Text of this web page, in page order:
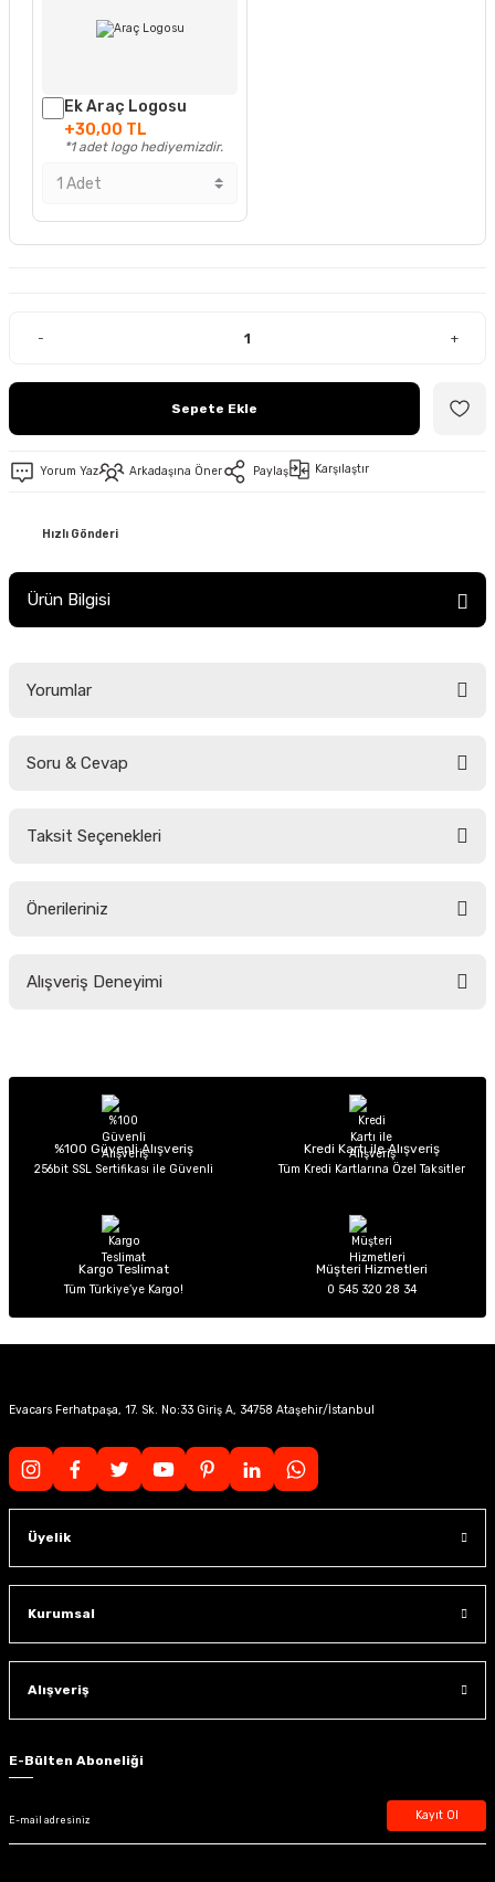
Ek Araç Logosu
+30,00 TL
*1 adet logo hediyemizdir.
- +
Sepete Ekle
Yorum Yaz Arkadaşına Öner Paylaş Karşılaştır
Hızlı Gönderi
Ürün Bilgisi
Yorumlar
Soru & Cevap
Taksit Seçenekleri
Önerileriniz
yetersiz gördüğünüz noktaları öneri formunu kullanarak tarafımıza
Ürün açıklamasında eksik bilgiler bulunuyor.
Ürün bilgilerinde hatalar bulunuyor.
Ürün fiyatı diğer sitelerden daha pahalı.
Alışveriş Deneyimi
Sitemize ilk yorumu siz yapın!
%100 Güvenli Alışveriş
256bit SSL Sertifikası ile Güvenli
Kredi Kartı ile Alışveriş
Tüm Kredi Kartlarına Özel Taksitler
Kargo Teslimat
Tüm Türkiye’ye Kargo!
Müşteri Hizmetleri
0 545 320 28 34
Evacars Ferhatpaşa, 17. Sk. No:33 Giriş A, 34758 Ataşehir/İstanbul
Üyelik
Kurumsal
Alışveriş
E-Bülten Aboneliği
Kayıt Ol